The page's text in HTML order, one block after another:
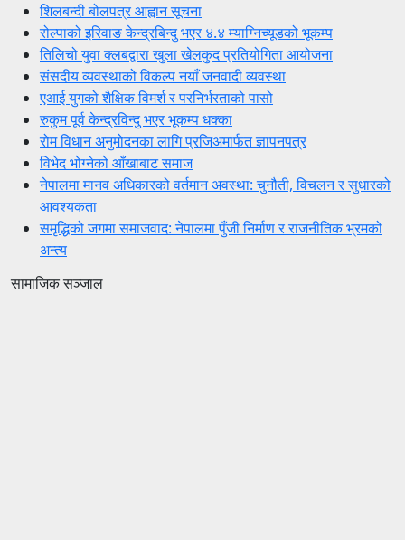
शिलबन्दी बोलपत्र आह्वान सूचना
रोल्पाको इरिवाङ केन्द्रबिन्दु भएर ४.४ म्याग्निच्यूडको भूकम्प
तिलिचो युवा क्लबद्वारा खुला खेलकुद प्रतियोगिता आयोजना
संसदीय व्यवस्थाको विकल्प नयाँ जनवादी व्यवस्था
एआई युगको शैक्षिक विमर्श र परनिर्भरताको पासो
रुकुम पूर्व केन्द्रविन्दु भएर भूकम्प धक्का
रोम विधान अनुमोदनका लागि प्रजिअमार्फत ज्ञापनपत्र
विभेद भोग्नेको आँखाबाट समाज
नेपालमा मानव अधिकारको वर्तमान अवस्था: चुनौती, विचलन र सुधारको
आवश्यकता
समृद्धिको जगमा समाजवाद: नेपालमा पुँजी निर्माण र राजनीतिक भ्रमको
अन्त्य
सामाजिक सञ्जाल